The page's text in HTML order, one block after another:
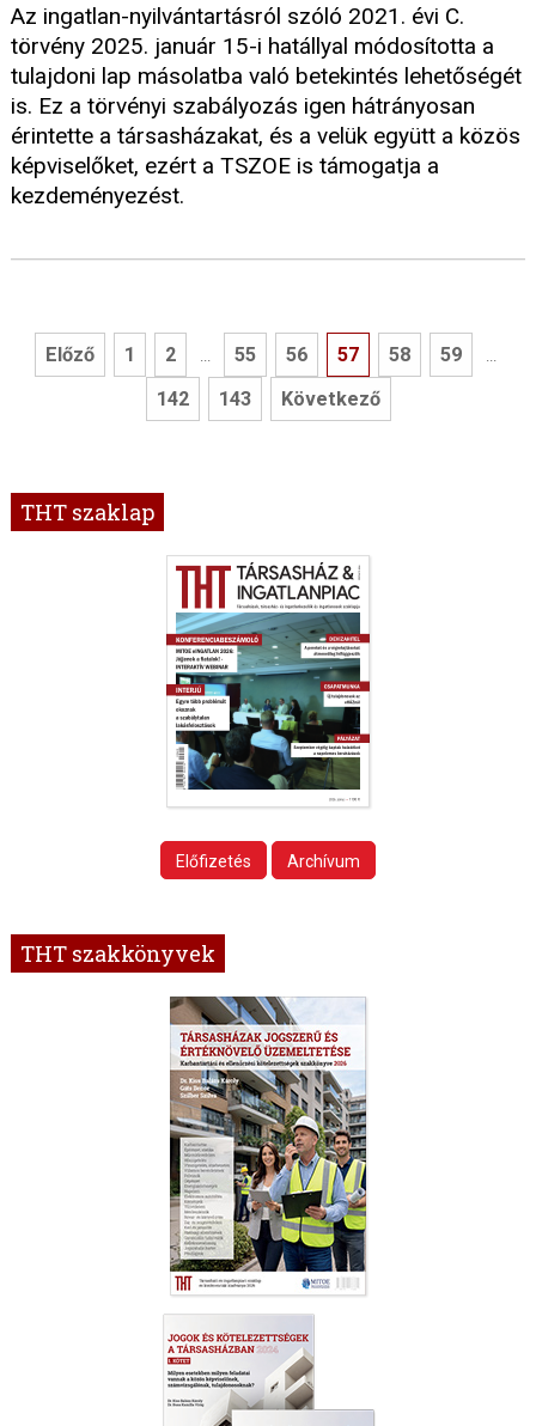
Az ingatlan-nyilvántartásról szóló 2021. évi C.
törvény 2025. január 15-i hatállyal módosította a
tulajdoni lap másolatba való betekintés lehetőségét
is. Ez a törvényi szabályozás igen hátrányosan
érintette a társasházakat, és a velük együtt a közös
képviselőket, ezért a TSZOE is támogatja a
kezdeményezést.
Előző 1 2 ... 55 56 57 58 59 ...
142 143 Következő
THT szaklap
Előfizetés Archívum
THT szakkönyvek